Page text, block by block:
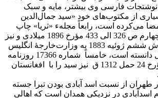
فارسی وی بیشتر، مایه و سبک
از مکتوب‌های خود «سید جمال‌الدین
می‌کرده است، رابعاً مجلهء «ثریا» چاپ
مصر شاره 13 سال چهارم ص 326 الی 433 مؤرخ 1896 میلادی و نیز
پلیس پاریس در گزارش ششم ژوئیه 1883 به وزارت‌خارجۀ انگلیس
نیز او را افغانی الاصل دانسته است، خامساً شماره 17366 روزنامه
الاهرام چاپ مصر مؤرخ 24 حمل 1312 ق نیز سید را با افغانستان
طهران از نسبت اسد آبادی بودن تبرا جسته
اسدآبادی در نزدیکی همدان است که اهالی